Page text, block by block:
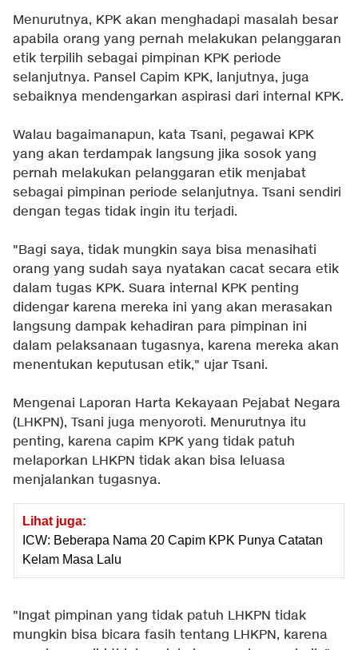
Menurutnya, KPK akan menghadapi masalah besar
apabila orang yang pernah melakukan pelanggaran
etik terpilih sebagai pimpinan KPK periode
selanjutnya. Pansel Capim KPK, lanjutnya, juga
sebaiknya mendengarkan aspirasi dari internal KPK.
Walau bagaimanapun, kata Tsani, pegawai KPK
yang akan terdampak langsung jika sosok yang
pernah melakukan pelanggaran etik menjabat
sebagai pimpinan periode selanjutnya. Tsani sendiri
dengan tegas tidak ingin itu terjadi.
"Bagi saya, tidak mungkin saya bisa menasihati
orang yang sudah saya nyatakan cacat secara etik
dalam tugas KPK. Suara internal KPK penting
didengar karena mereka ini yang akan merasakan
langsung dampak kehadiran para pimpinan ini
dalam pelaksanaan tugasnya, karena mereka akan
menentukan keputusan etik," ujar Tsani.
Mengenai Laporan Harta Kekayaan Pejabat Negara
(LHKPN), Tsani juga menyoroti. Menurutnya itu
penting, karena capim KPK yang tidak patuh
melaporkan LHKPN tidak akan bisa leluasa
menjalankan tugasnya.
Lihat juga:
ICW: Beberapa Nama 20 Capim KPK Punya Catatan
Kelam Masa Lalu
"Ingat pimpinan yang tidak patuh LHKPN tidak
mungkin bisa bicara fasih tentang LHKPN, karena